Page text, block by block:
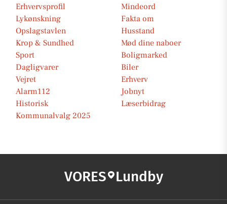
Erhvervsprofil
Mindeord
Lykønskning
Fakta om
Opslagstavlen
Husstand
Krop & Sundhed
Mød dine naboer
Sport
Boligmarked
Dagligvarer
Biler
Vejret
Erhverv
Alarm112
Jobnyt
Historisk
Læserbidrag
Kommunalvalg 2025
VORES Lundby